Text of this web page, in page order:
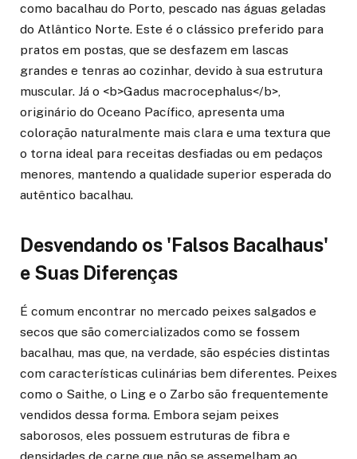
como bacalhau do Porto, pescado nas águas geladas
do Atlântico Norte. Este é o clássico preferido para
pratos em postas, que se desfazem em lascas
grandes e tenras ao cozinhar, devido à sua estrutura
muscular. Já o <b>Gadus macrocephalus</b>,
originário do Oceano Pacífico, apresenta uma
coloração naturalmente mais clara e uma textura que
o torna ideal para receitas desfiadas ou em pedaços
menores, mantendo a qualidade superior esperada do
autêntico bacalhau.
Desvendando os 'Falsos Bacalhaus'
e Suas Diferenças
É comum encontrar no mercado peixes salgados e
secos que são comercializados como se fossem
bacalhau, mas que, na verdade, são espécies distintas
com características culinárias bem diferentes. Peixes
como o Saithe, o Ling e o Zarbo são frequentemente
vendidos dessa forma. Embora sejam peixes
saborosos, eles possuem estruturas de fibra e
densidades de carne que não se assemelham ao